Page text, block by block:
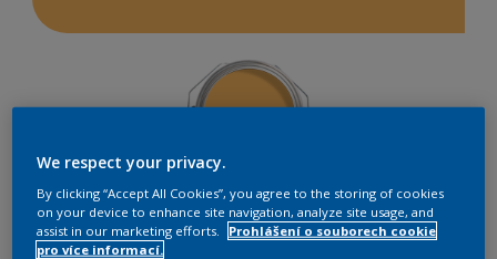
Najít výrobek v tomto odstínu
We respect your privacy.
By clicking “Accept All Cookies”, you agree to the storing of cookies
on your device to enhance site navigation, analyze site usage, and
assist in our marketing efforts.
Prohlášení o souborech cookie
pro více informací.